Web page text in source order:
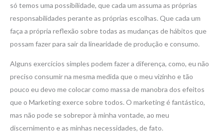
só temos uma possibilidade, que cada um assuma as próprias
responsabilidades perante as próprias escolhas. Que cada um
faça a própria reflexão sobre todas as mudanças de hábitos que
possam fazer para sair da linearidade de produção e consumo.
Alguns exercícios simples podem fazer a diferença, como, eu não
preciso consumir na mesma medida que o meu vizinho e tão
pouco eu devo me colocar como massa de manobra dos efeitos
que o Marketing exerce sobre todos. O marketing é fantástico,
mas não pode se sobrepor à minha vontade, ao meu
discernimento e as minhas necessidades, de fato.